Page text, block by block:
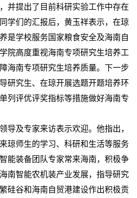
并提出了目前科研实验工作中存在
学们的汇报后，黄玉祥表示，在琼
是学校服务国家粮食安全及海南自
院高度重视海南专项研究生培养工
海南专项研究生培养质量。下一步
研究生、在琼开展选题开题培养环
列评优评奖指标等措施做好海南专
导及专家来访表示欢迎。他指出，
琼师生的学习、科研和生活等服务
能装备团队专家常来海南，积极争
南智能农机装产业发展，指导研究
硅谷和海南自贸港建设作出积极贡